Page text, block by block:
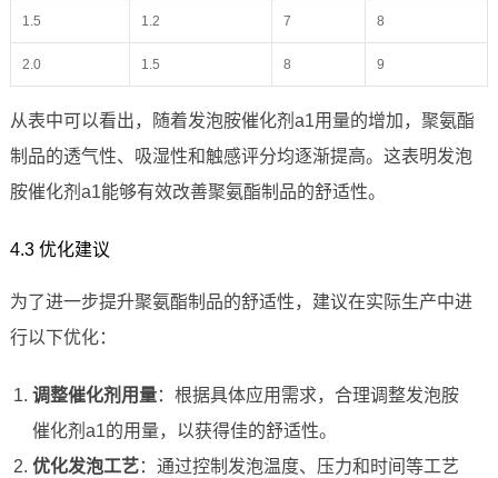
1.5 1.2 7 8
2.0 1.5 8 9
从表中可以看出，随着发泡胺催化剂a1用量的增加，聚氨酯
制品的透气性、吸湿性和触感评分均逐渐提高。这表明发泡
胺催化剂a1能够有效改善聚氨酯制品的舒适性。
4.3 优化建议
为了进一步提升聚氨酯制品的舒适性，建议在实际生产中进
行以下优化：
调整催化剂用量：根据具体应用需求，合理调整发泡胺
催化剂a1的用量，以获得佳的舒适性。
优化发泡工艺：通过控制发泡温度、压力和时间等工艺